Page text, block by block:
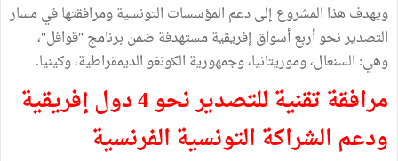
ويهدف هذا المشروع إلى دعم المؤسسات التونسية ومرافقتها في مسار
التصدير نحو أربع أسواق إفريقية مستهدفة ضمن برنامج "قوافل"،
وهي: السنغال، وموريتانيا، وجمهورية الكونغو الديمقراطية، وكينيا.
مرافقة تقنية للتصدير نحو 4 دول إفريقية
ودعم الشراكة التونسية الفرنسية